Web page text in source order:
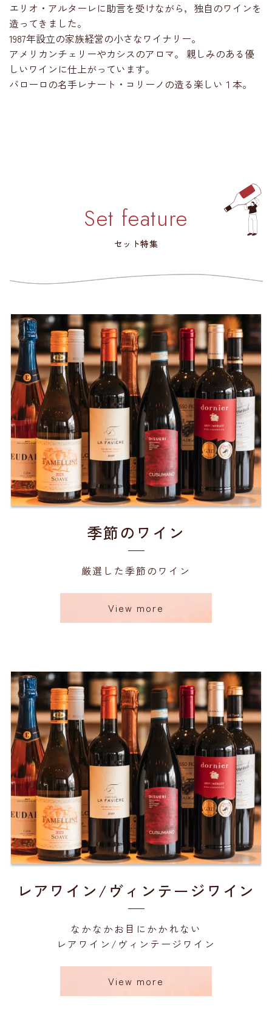
エリオ・アルターレに助言を受けながら，独自のワインを
造ってきました。
1987年設立の家族経営の小さなワイナリー。
アメリカンチェリーやカシスのアロマ。 親しみのある優
しいワインに仕上がっています。
バローロの名手レナート・コリーノの造る楽しい１本。
Set feature
セット特集
季節のワイン
厳選した季節のワイン
View more
レアワイン/ヴィンテージワイン
なかなかお目にかかれない
レアワイン/ヴィンテージワイン
View more